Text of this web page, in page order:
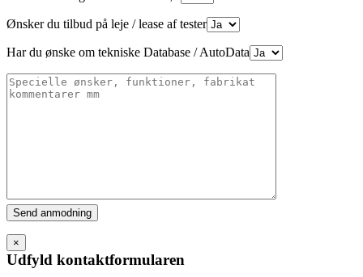
Ønsker du tilbud på leje / lease af tester
Har du ønske om tekniske Database / AutoData
Please
leave
this
field
empty.
×
Udfyld kontaktformularen